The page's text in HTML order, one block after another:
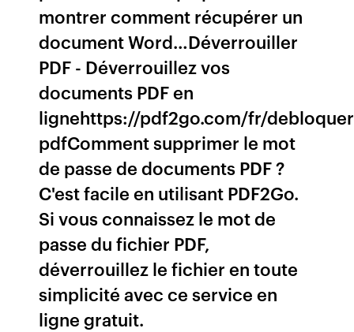
montrer comment récupérer un
document Word…Déverrouiller
PDF - Déverrouillez vos
documents PDF en
lignehttps://pdf2go.com/fr/
pdfComment supprimer le mot
de passe de documents PDF ?
C'est facile en utilisant PDF2Go.
Si vous connaissez le mot de
passe du fichier PDF,
déverrouillez le fichier en toute
simplicité avec ce service en
ligne gratuit.